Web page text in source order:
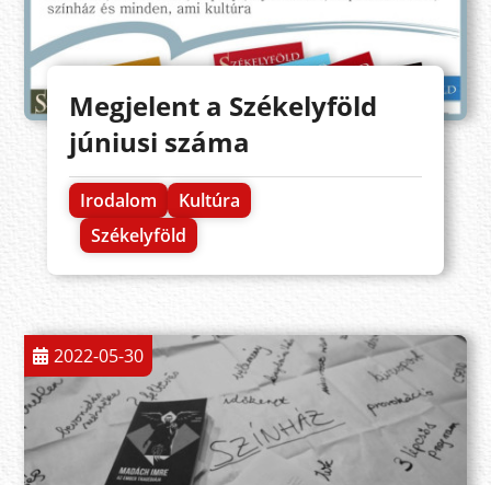
Megjelent a Székelyföld
júniusi száma
Irodalom
Kultúra
Székelyföld
2022-05-30